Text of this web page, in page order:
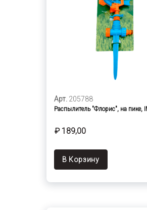
Арт. 205788
Распылитель "Флорис", на пике,
₽ 189,00
В Корзину